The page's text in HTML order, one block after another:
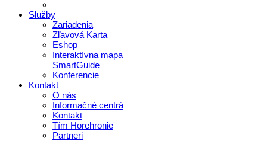
Služby
Zariadenia
Zľavová Karta
Eshop
Interaktívna mapa
SmartGuide
Konferencie
Kontakt
O nás
Informačné centrá
Kontakt
Tím Horehronie
Partneri